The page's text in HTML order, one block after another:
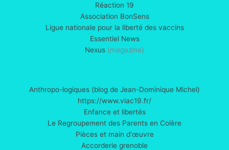
Réaction 19
Association BonSens
Ligue nationale pour la liberté des vaccins
Essentiel News
Nexus (magazine)
Anthropo-logiques (blog de Jean-Dominique Michel)
https://www.viac19.fr/
Enfance et libertés
Le Regroupement des Parents en Colère
Pièces et main d'œuvre
Accorderie grenoble